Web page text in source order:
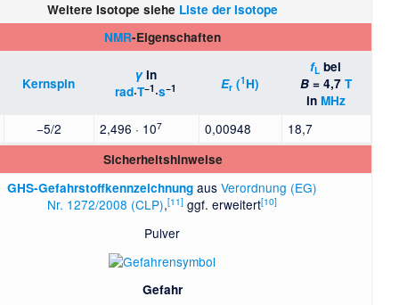
Weitere Isotope siehe Liste der Isotope
NMR-Eigenschaften
Kernspin
γin
rad·T−1 ·s−1 Er(1 H)
fL bei
B= 4,7 T
in MHz
−5/2 2,496 · 107 0,00948 18,7
Sicherheitshinweise
GHS-Gefahrstoffkennzeichnung ausVerordnung (EG)
Nr. 1272/2008 (CLP),[11] ggf. erweitert[10]
Pulver
Gefahr